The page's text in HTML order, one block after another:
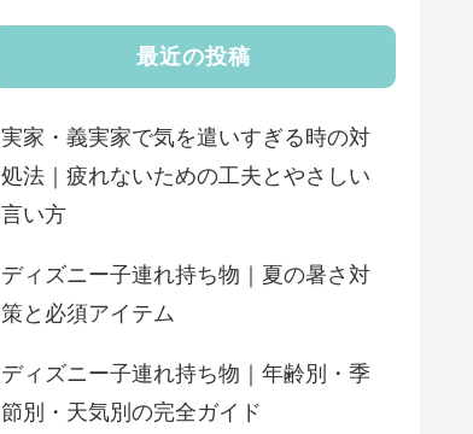
最近の投稿
実家・義実家で気を遣いすぎる時の対
処法｜疲れないための工夫とやさしい
言い方
ディズニー子連れ持ち物｜夏の暑さ対
策と必須アイテム
ディズニー子連れ持ち物｜年齢別・季
節別・天気別の完全ガイド